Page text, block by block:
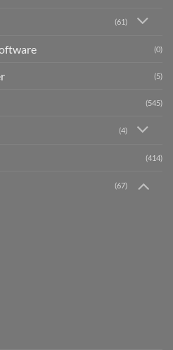
(61)
(0)
(5)
(545)
(4)
(414)
(67)